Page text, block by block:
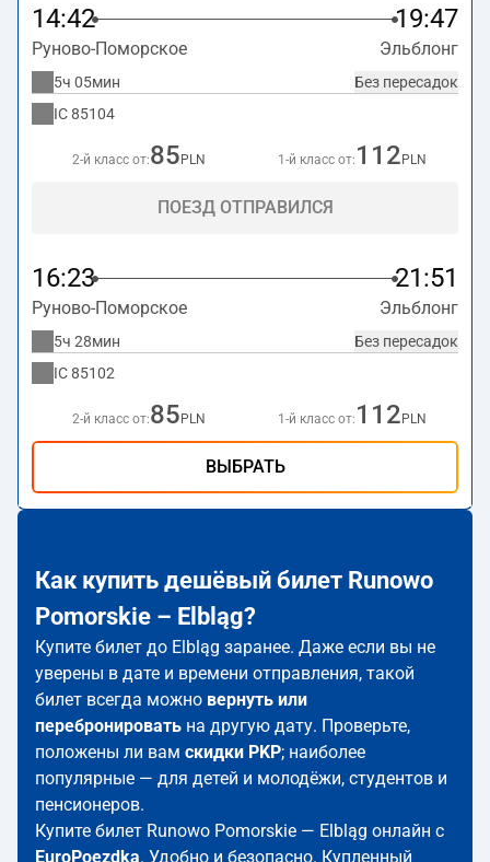
14:42 19:47
Руново-Поморское Эльблонг
Без пересадок
5ч 05мин
IC85104
2-й класс от:85 PLN 1-й класс от: 112 PLN
ПОЕЗД ОТПРАВИЛСЯ
16:23 21:51
Руново-Поморское Эльблонг
Без пересадок
5ч 28мин
IC85102
2-й класс от:85 PLN 1-й класс от: 112 PLN
ВЫБРАТЬ
Как купить дешёвый билет Runowo
Pomorskie – Elbląg?
Купите билет до Elbląg заранее. Даже если вы не
уверены в дате и времени отправления, такой
билет всегда можно вернуть или
перебронировать на другую дату. Проверьте,
положены ли вам скидки PKP; наиболее
популярные — для детей и молодёжи, студентов и
пенсионеров.
Купите билет Runowo Pomorskie — Elbląg онлайн с
EuroPoezdka. Удобно и безопасно. Купленный